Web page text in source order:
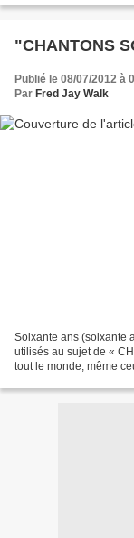
"CHANTONS
Publié le 08/07/2012 à
Par Fred Jay Walk
Soixante ans (soixante
utilisés au sujet de «
tout le monde, même